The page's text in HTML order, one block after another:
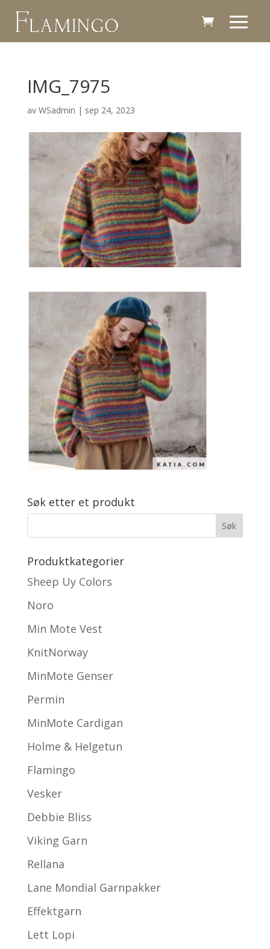
IMG_7975
av WSadmin | sep 24, 2023
Søk etter et produkt
Produktkategorier
Sheep Uy Colors
Noro
Min Mote Vest
KnitNorway
MinMote Genser
Permin
MinMote Cardigan
Holme & Helgetun
Flamingo
Vesker
Debbie Bliss
Viking Garn
Rellana
Lane Mondial Garnpakker
Effektgarn
Lett Lopi